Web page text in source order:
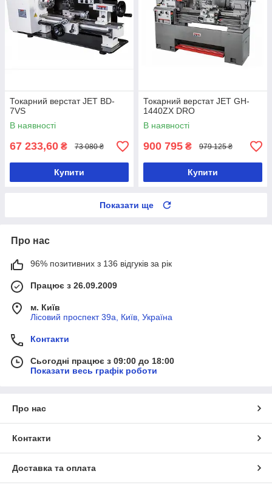
Токарний верстат JET BD-
7VS
В наявності
67 233,60 ₴ 73 080 ₴
Купити
Токарний верстат JET GH-
1440ZX DRO
В наявності
900 795 ₴ 979 125 ₴
Купити
Показати ще
Про нас
96% позитивних з 136 відгуків за рік
Працює з 26.09.2009
м. Київ
Лісовий проспект 39а, Київ, Україна
Контакти
Сьогодні працює з 09:00 до 18:00
Показати весь графік роботи
Про нас
Контакти
Доставка та оплата